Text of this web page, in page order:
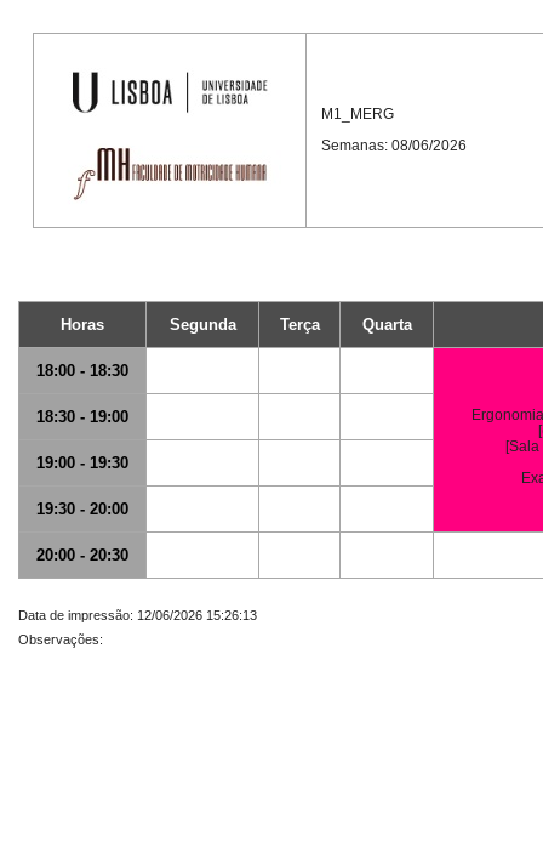
M1_MERG
Semanas: 08/06/2026
Horas Segunda Terça Quarta
18:00 - 18:30
18:30 - 19:00
19:00 - 19:30
19:30 - 20:00
20:00 - 20:30
Data de impressão: 12/06/2026 15:26:13
Observações: